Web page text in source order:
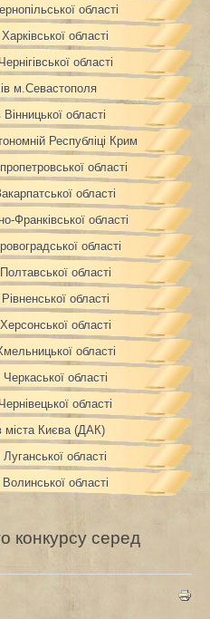
області
області
області
м.Севастополя
області
Республіці Крим
області
області
Франківської області
області
області
області
області
області
області
області
міста Києва (ДАК)
області
області
конкурсу серед